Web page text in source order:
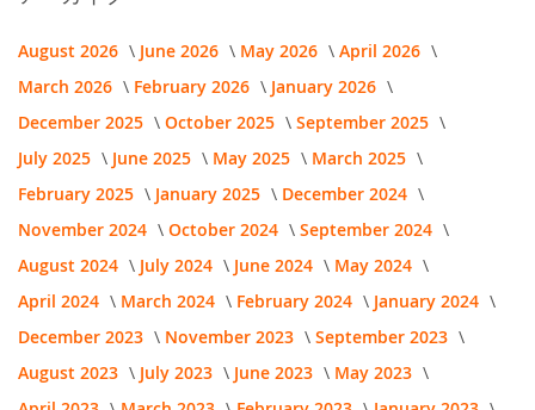
August 2026 June 2026 May 2026
April 2026
March 2026
February 2026
January 2026
December 2025
October 2025
September 2025
July 2025
June 2025 May 2025
March 2025
February 2025
January 2025
December 2024
November 2024
October 2024
September 2024
August 2024
July 2024 June 2024
May 2024
April 2024
March 2024 February 2024
January 2024
December 2023
November 2023
September 2023
August 2023
July 2023 June 2023
May 2023